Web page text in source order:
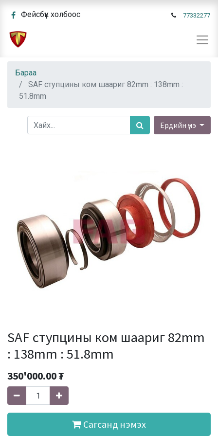
Фейсбүүк холбоос 77332277
Бараа
SAF ступцины ком шаариг 82mm : 138mm :
51.8mm
Ердийн үнэ
SAF ступцины ком шаариг 82mm
: 138mm : 51.8mm
350'000.00₮
Сагсанд нэмэх